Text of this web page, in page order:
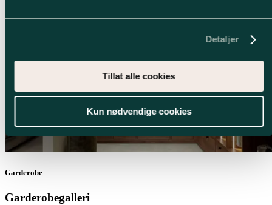
Detaljer
Tillat alle cookies
Kun nødvendige cookies
Garderobe
Garderobegalleri